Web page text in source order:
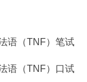
语（TNF）笔试
语（TNF）口试